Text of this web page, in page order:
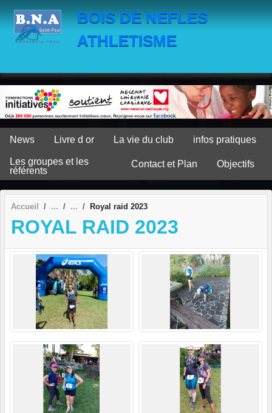
BOIS DE NEFLES
ATHLETISME
News Livre d or La vie du club infos pratiques
Les groupes et les
référents
Contact et Plan Objectifs
Accueil Royal raid 2023
ROYAL RAID 2023